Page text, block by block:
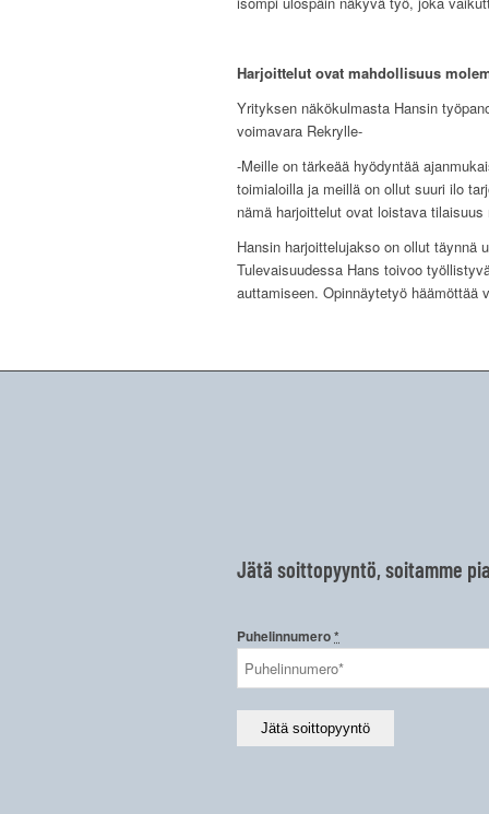
Harjoittelut ovat mahdollisuus
Yrityksen näkökulmasta Hansin
voimavara Rekrylle-
-Meille on tärkeää hyödyntää
toimialoilla ja meillä on ollut suuri ilo
nämä harjoittelut ovat loistava
Hansin harjoittelujakso on ollut täynnä
Tulevaisuudessa Hans toivoo
auttamiseen. Opinnäytetyö häämöttää
Jätä soittopyyntö, soitamme
Puhelinnumero*